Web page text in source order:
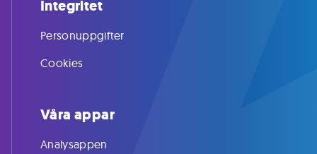
Integritet
Personuppgifter
Cookies
Våra appar
Analysappen